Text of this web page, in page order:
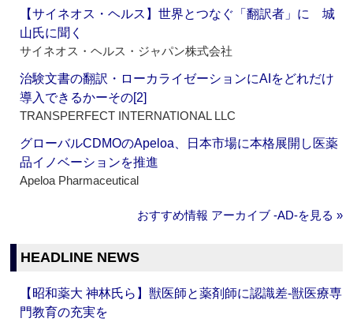
【サイネオス・ヘルス】世界とつなぐ「翻訳者」に 城
山氏に聞く
サイネオス・ヘルス・ジャパン株式会社
治験文書の翻訳・ローカライゼーションにAIをどれだけ
導入できるかーその[2]
TRANSPERFECT INTERNATIONAL LLC
グローバルCDMOのApeloa、日本市場に本格展開し医薬
品イノベーションを推進
Apeloa Pharmaceutical
おすすめ情報 アーカイブ ‐AD‐を見る »
HEADLINE NEWS
【昭和薬大 神林氏ら】獣医師と薬剤師に認識差‐獣医療専
門教育の充実を